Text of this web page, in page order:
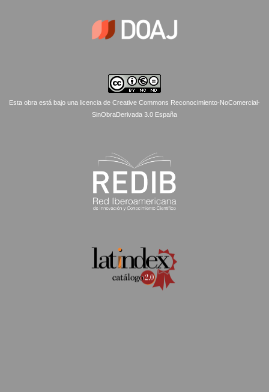
Esta obra está bajo una licencia de Creative Commons Reconocimiento-NoComercial-
SinObraDerivada 3.0 España